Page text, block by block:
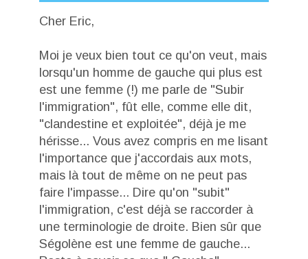
Cher Eric,
Moi je veux bien tout ce qu'on veut, mais
lorsqu'un homme de gauche qui plus est
est une femme (!) me parle de "Subir
l'immigration", fût elle, comme elle dit,
"clandestine et exploitée", déjà je me
hérisse... Vous avez compris en me lisant
l'importance que j'accordais aux mots,
mais là tout de même on ne peut pas
faire l'impasse... Dire qu'on "subit"
l'immigration, c'est déjà se raccorder à
une terminologie de droite. Bien sûr que
Ségolène est une femme de gauche...